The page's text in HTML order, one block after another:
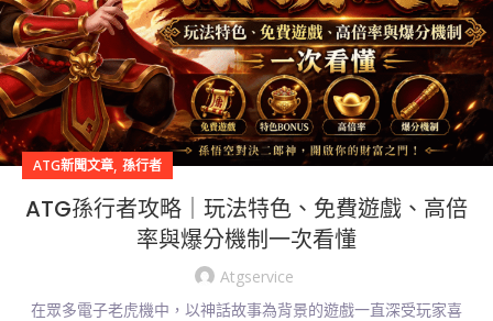
ATG新聞文章, 孫行者
ATG孫行者攻略｜玩法特色、免費遊戲、高倍
率與爆分機制一次看懂
Atgservice
在眾多電子老虎機中，以神話故事為背景的遊戲一直深受玩家喜